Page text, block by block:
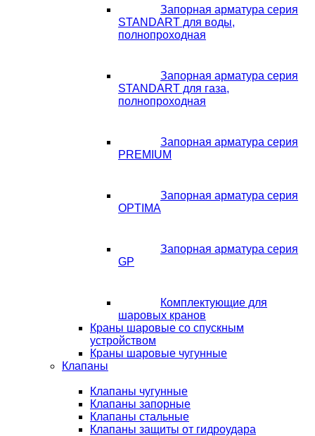
Запорная арматура серия
STANDART для воды,
полнопроходная
Запорная арматура серия
STANDART для газа,
полнопроходная
Запорная арматура серия
PREMIUM
Запорная арматура серия
OPTIMA
Запорная арматура серия
GP
Комплектующие для
шаровых кранов
Краны шаровые со спускным
устройством
Краны шаровые чугунные
Клапаны
Клапаны чугунные
Клапаны запорные
Клапаны стальные
Клапаны защиты от гидроудара